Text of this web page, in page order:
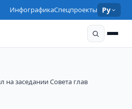
ИнфографикаСпецпроекты Ру
заседании Совета глав